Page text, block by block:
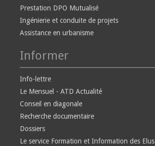
Prestation DPO Mutualisé
Ingénierie et conduite de projets
Assistance en urbanisme
Informer
Info-lettre
Le Mensuel - ATD Actualité
Conseil en diagonale
Recherche documentaire
Dossiers
Le service Formation et Information des Elus